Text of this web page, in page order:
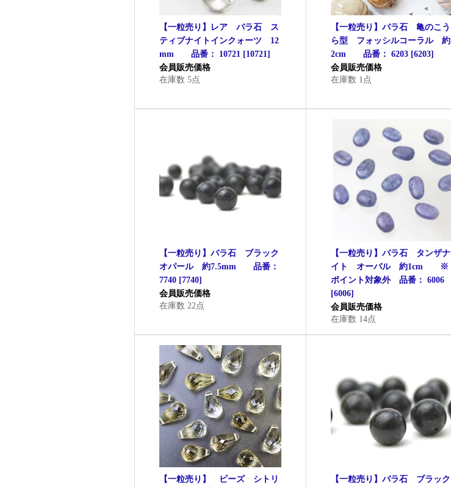
【一粒売り】レア バラ石 ス
ティブナイトインクォーツ 12
mm 品番： 10721 [10721]
会員販売価格
在庫数 5点
【一粒売り】バラ石 亀のこう
ら型 フォッシルコーラル 約
2cm 品番： 6203 [6203]
会員販売価格
在庫数 1点
【一粒売り】バラ石 ブラック
オパール 約7.5mm 品番：
7740 [7740]
会員販売価格
在庫数 22点
【一粒売り】バラ石 タンザナ
イト オーバル 約1cm ※
ポイント対象外 品番： 6006
[6006]
会員販売価格
在庫数 14点
【一粒売り】 ビーズ シトリ 【一粒売り】バラ石 ブラック